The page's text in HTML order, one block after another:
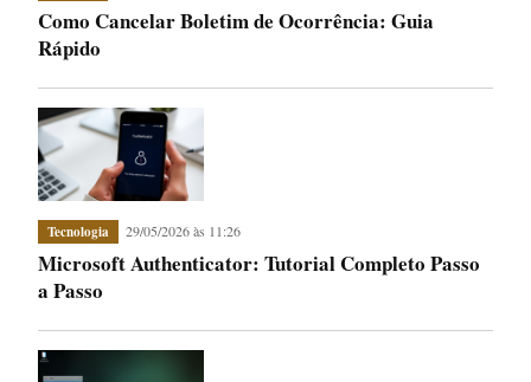
Como Cancelar Boletim de Ocorrência: Guia
Rápido
Tecnologia 29/05/2026 às 11:26
Microsoft Authenticator: Tutorial Completo Passo
a Passo